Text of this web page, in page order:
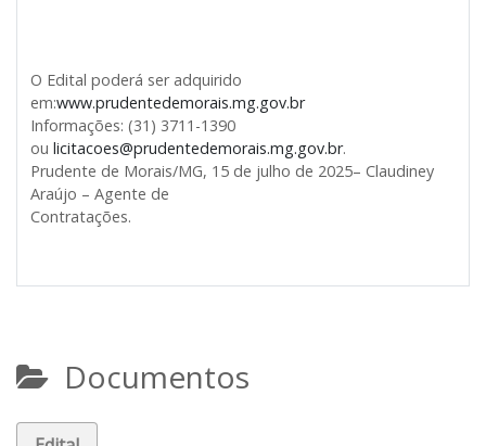
O Edital poderá ser adquirido
em:www.prudentedemorais.mg.gov.br
Informações: (31) 3711-1390
ou licitacoes@prudentedemorais.mg.gov.br.
Prudente de Morais/MG, 15 de julho de 2025– Claudiney
Araújo – Agente de
Contratações.
Documentos